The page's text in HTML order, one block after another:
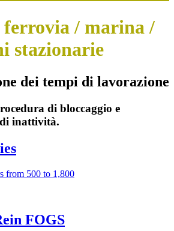
/ marina /
stazionarie
dei tempi di lavorazione
di bloccaggio e
inattività.
from 500 to 1,800
FOGS